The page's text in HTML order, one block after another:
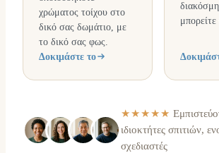
χρώματος τοίχου στο
δικό σας δωμάτιο, με
το δικό σας φως.
Δοκιμάστε το
★★★★★
ιδιοκτήτες σπιτιών,
σχεδιαστές